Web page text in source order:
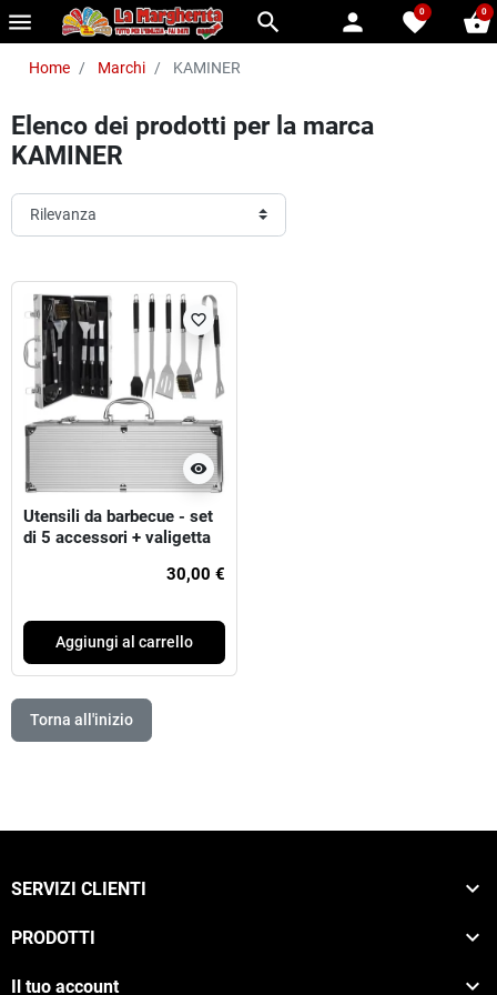
menu search person favorite
0 shopping_basket
0
Home Marchi KAMINER
Elenco dei prodotti per la marca
KAMINER
visibility
favorite_border
Utensili da barbecue - set
di 5 accessori + valigetta
30,00 €
Aggiungi al carrello
Torna all'inizio
SERVIZI CLIENTI 
PRODOTTI 
Il tuo account 